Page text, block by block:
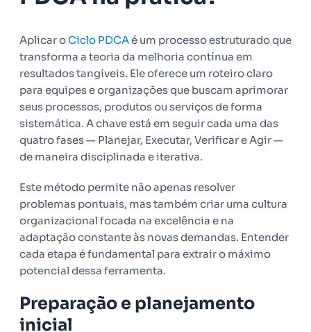
Aplicar oCiclo PDCAé um processo estruturado que
transforma a teoria da melhoria contínua em
resultados tangíveis. Ele oferece um roteiro claro
para equipes e organizações que buscam aprimorar
seus processos, produtos ou serviços de forma
sistemática. A chave está em seguir cada uma das
quatro fases — Planejar, Executar, Verificar e Agir —
de maneira disciplinada e iterativa.
Este método permite não apenas resolver
problemas pontuais, mas também criar uma cultura
organizacional focada na excelência e na
adaptação constante às novas demandas. Entender
cada etapa é fundamental para extrair o máximo
potencial dessa ferramenta.
Preparação e planejamento
inicial